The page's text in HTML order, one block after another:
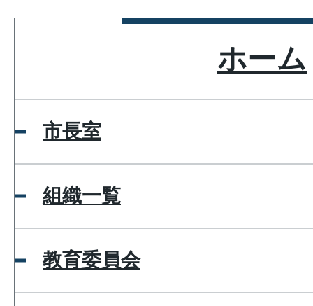
ホーム
市長室
組織一覧
教育委員会